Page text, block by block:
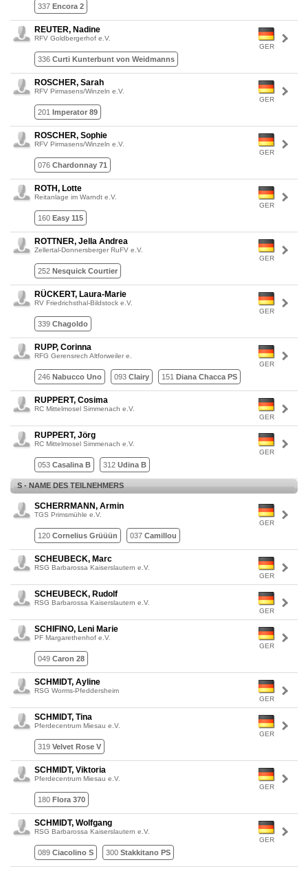
337 Encora 2
GER
REUTER, Nadine
RFV Goldbergerhof e.V.
336 Curti Kunterbunt von Weidmanns
GER
ROSCHER, Sarah
RFV Pirmasens/Winzeln e.V.
201 Imperator 89
GER
ROSCHER, Sophie
RFV Pirmasens/Winzeln e.V.
076 Chardonnay 71
GER
ROTH, Lotte
Reitanlage im Warndt e.V.
160 Easy 115
GER
ROTTNER, Jella Andrea
Zellertal-Donnersberger RuFV e.V.
252 Nesquick Courtier
GER
RÜCKERT, Laura-Marie
RV Friedrichsthal-Bildstock e.V.
339 Chagoldo
GER
RUPP, Corinna
RFG Gerensrech Altforweiler e.
246 Nabucco Uno 093 Clairy 151 Diana Chacca PS
GER
RUPPERT, Cosima
RC Mittelmosel Simmenach e.V.
GER
RUPPERT, Jörg
RC Mittelmosel Simmenach e.V.
053 Casalina B 312 Udina B
S - NAME DES TEILNEHMERS
GER
SCHERRMANN, Armin
TGS Primsmühle e.V.
120 Cornelius Grüüün 037 Camillou
GER
SCHEUBECK, Marc
RSG Barbarossa Kaiserslautern e.V.
GER
SCHEUBECK, Rudolf
RSG Barbarossa Kaiserslautern e.V.
GER
SCHIFINO, Leni Marie
PF Margarethenhof e.V.
049 Caron 28
GER
SCHMIDT, Ayline
RSG Worms-Pfeddersheim
GER
SCHMIDT, Tina
Pferdecentrum Miesau e.V.
319 Velvet Rose V
GER
SCHMIDT, Viktoria
Pferdecentrum Miesau e.V.
180 Flora 370
GER
SCHMIDT, Wolfgang
RSG Barbarossa Kaiserslautern e.V.
089 Ciacolino S 300 Stakkitano PS